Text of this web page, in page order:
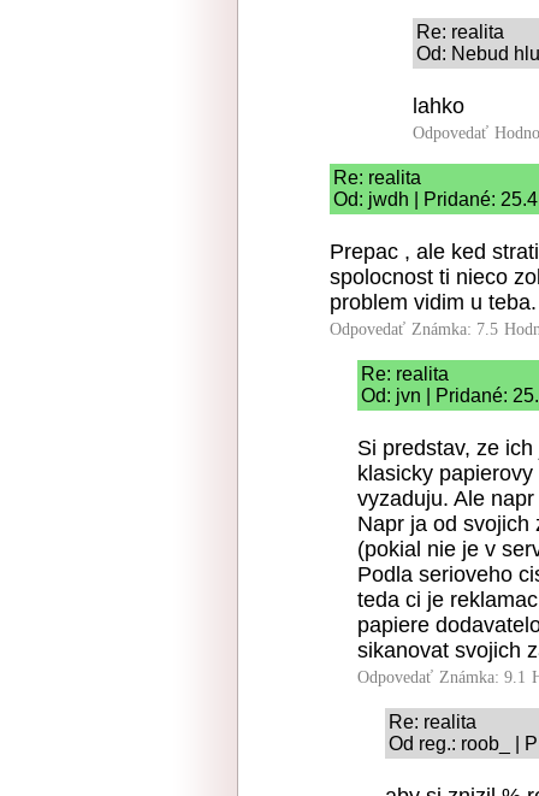
Re: realita
Od: Nebud
lahko
Odpovedať
Re: realita
Od: jwdh | Pridané:
Prepac , ale ked
spolocnost ti nieco
problem vidim u teba.
Odpovedať Známka: 7.5
Re: realita
Od: jvn | Pridané:
Si predstav, ze
klasicky
vyzaduju. Ale
Napr ja od svojich
(pokial nie je v
Podla serioveho
teda ci je
papiere
sikanovat svojich
Odpovedať Známka: 9.1
Re: realita
Od reg.: roob_ |